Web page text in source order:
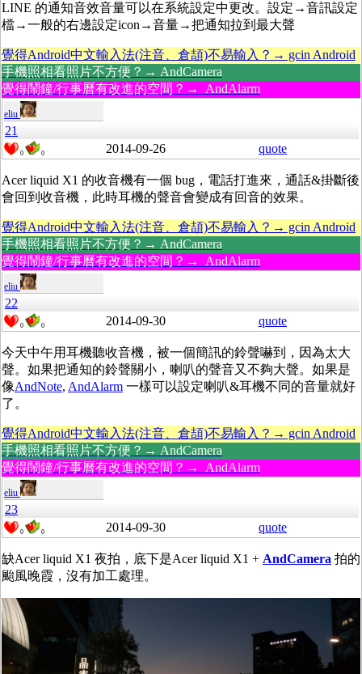
LINE 的通知音效音量可以在系統設定中更改。設定→音訊設定
檔→一般的右邊設定icon→音量→把通知拉到最大聲
覺得Android中文輸入法(注音、倉頡)不易輸入？→ gcin Android
手機照相看照片不方便？→ AndCamera
覺得鬧鐘/行事曆有改進的空間？→ AndAlarm
eliu
21
0 0 2014-09-26 quote
Acer liquid X1 的收音機有一個 bug，電話打進來，通話&掛斷後
會回到收音機，此時耳機的聲音會變成有回音的效果。
覺得Android中文輸入法(注音、倉頡)不易輸入？→ gcin Android
手機照相看照片不方便？→ AndCamera
覺得鬧鐘/行事曆有改進的空間？→ AndAlarm
eliu
22
0 0 2014-09-30 quote
今天中午用耳機聽收音機，被一個簡訊的鈴聲嚇到，因為太大
聲。如果把通知的鈴聲關小，喇叭的聲音又不夠大聲。如果是
像AndNote, AndAlarm 一樣可以設定喇叭&耳機不同的音量就好
了。
覺得Android中文輸入法(注音、倉頡)不易輸入？→ gcin Android
手機照相看照片不方便？→ AndCamera
覺得鬧鐘/行事曆有改進的空間？→ AndAlarm
eliu
23
0 0 2014-09-30 quote
缺Acer liquid X1 夜拍，底下是Acer liquid X1 + AndCamera 拍的
颱風晚霞，沒有加工處理。